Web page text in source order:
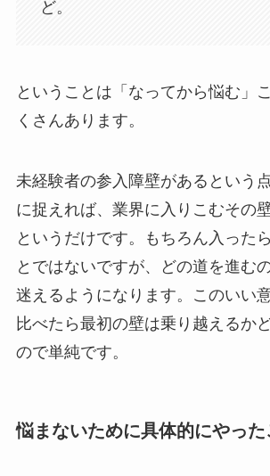
ど。
ということは「なってから悩む」
くさんあります。
未経験者の参入障壁があるという
に捉えれば、業界に入りこむその
というだけです。もちろん入った
とではないですが、どの道を進む
迷えるようになります。このいい
比べたら最初の壁は乗り越えるか
ので単純です。
悩まないために具体的にやった